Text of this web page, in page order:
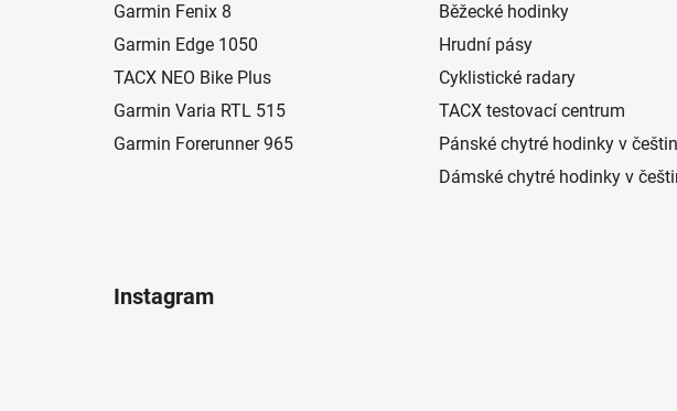
Garmin Fenix 8
Garmin Edge 1050
TACX NEO Bike Plus
Garmin Varia RTL 515
Garmin Forerunner 965
Běžecké hodinky
Hrudní pásy
Cyklistické radary
TACX testovací centrum
Pánské chytré hodinky v
Dámské chytré hodinky v
Instagram